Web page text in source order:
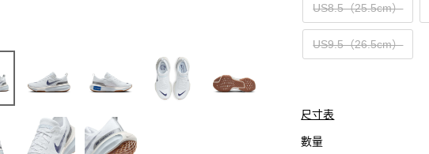
US8.5（25.5cm）
US9.5（26.5cm）
尺寸表
數量